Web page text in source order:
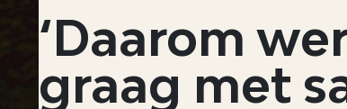
‘Daarom
graag met